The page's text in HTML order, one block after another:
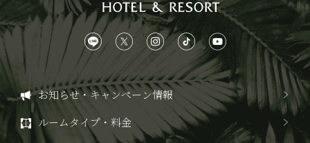
お知らせ・キャンペーン情報
ルームタイプ・料金